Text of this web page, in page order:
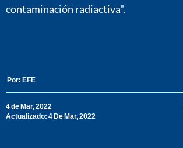
contaminación radiactiva".
Por: EFE
4 de Mar, 2022
Actualizado: 4 De Mar, 2022